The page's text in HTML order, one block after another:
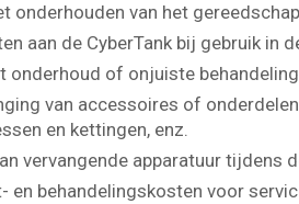
onderhouden van het
aan de CyberTank bij gebruik in
onderhoud of onjuiste
van accessoires of
en kettingen, enz.
vervangende apparatuur tijdens
en behandelingskosten voor